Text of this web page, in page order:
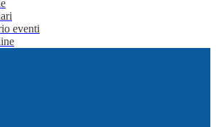
eventi